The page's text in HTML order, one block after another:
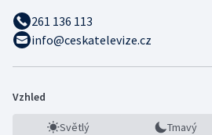
261 136 113
info@ceskatelevize.cz
Vzhled
Světlý Tmavý